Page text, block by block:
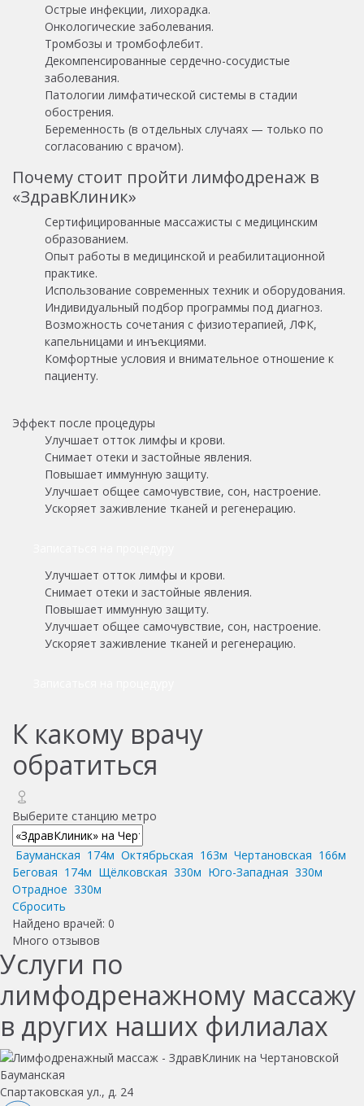
Острые инфекции, лихорадка.
Онкологические заболевания.
Тромбозы и тромбофлебит.
Декомпенсированные сердечно-сосудистые
заболевания.
Патологии лимфатической системы в стадии
обострения.
Беременность (в отдельных случаях — только по
согласованию с врачом).
Почему стоит пройти лимфодренаж в
«ЗдравКлиник»
Сертифицированные массажисты с медицинским
образованием.
Опыт работы в медицинской и реабилитационной
практике.
Использование современных техник и оборудования.
Индивидуальный подбор программы под диагноз.
Возможность сочетания с физиотерапией, ЛФК,
капельницами и инъекциями.
Комфортные условия и внимательное отношение к
пациенту.
Эффект после процедуры
Улучшает отток лимфы и крови.
Снимает отеки и застойные явления.
Повышает иммунную защиту.
Улучшает общее самочувствие, сон, настроение.
Ускоряет заживление тканей и регенерацию.
Улучшает отток лимфы и крови.
Снимает отеки и застойные явления.
Повышает иммунную защиту.
Улучшает общее самочувствие, сон, настроение.
Ускоряет заживление тканей и регенерацию.
К какому врачу
обратиться
Выберите станцию метро
Бауманская 174м Октябрьская 163м Чертановская 166м
Беговая 174м Щёлковская 330м Юго-Западная 330м
Отрадное 330м
Сбросить
Найдено врачей: 0
Много отзывов
Услуги по
лимфодренажному массажу
в других наших филиалах
Бауманская
Спартаковская ул., д. 24